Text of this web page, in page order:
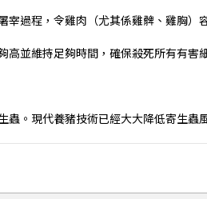
宰過程，令雞肉（尤其係雞髀、雞胸）
高並維持足夠時間，確保殺死所有有害
蟲。現代養豬技術已經大大降低寄生蟲